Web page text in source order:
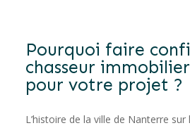
Pourquoi faire
chasseur
pour votre projet ?
L’histoire de la ville de Nanterre